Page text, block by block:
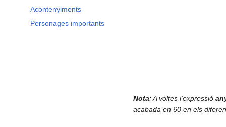
Acontenyiments
Personages importants
Nota: A voltes l'expressió
acabada en 60 en els